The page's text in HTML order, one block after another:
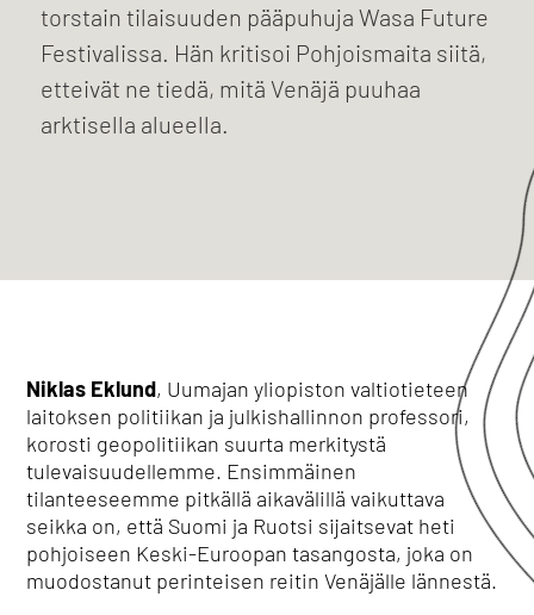
torstain tilaisuuden pääpuhuja Wasa Future
Festivalissa. Hän kritisoi Pohjoismaita siitä,
etteivät ne tiedä, mitä Venäjä puuhaa
arktisella alueella.
Niklas Eklund, Uumajan yliopiston valtiotieteen
laitoksen politiikan ja julkishallinnon professori,
korosti geopolitiikan suurta merkitystä
tulevaisuudellemme. Ensimmäinen
tilanteeseemme pitkällä aikavälillä vaikuttava
seikka on, että Suomi ja Ruotsi sijaitsevat heti
pohjoiseen Keski-Euroopan tasangosta, joka on
muodostanut perinteisen reitin Venäjälle lännestä.